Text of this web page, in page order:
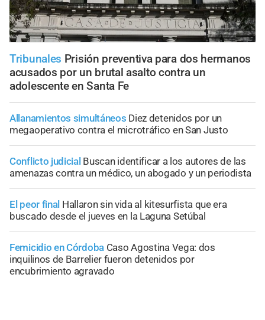
Tribunales Prisión preventiva para dos hermanos
acusados por un brutal asalto contra un
adolescente en Santa Fe
Allanamientos simultáneos Diez detenidos por un
megaoperativo contra el microtráfico en San Justo
Conflicto judicial Buscan identificar a los autores de las
amenazas contra un médico, un abogado y un periodista
El peor final Hallaron sin vida al kitesurfista que era
buscado desde el jueves en la Laguna Setúbal
Femicidio en Córdoba Caso Agostina Vega: dos
inquilinos de Barrelier fueron detenidos por
encubrimiento agravado